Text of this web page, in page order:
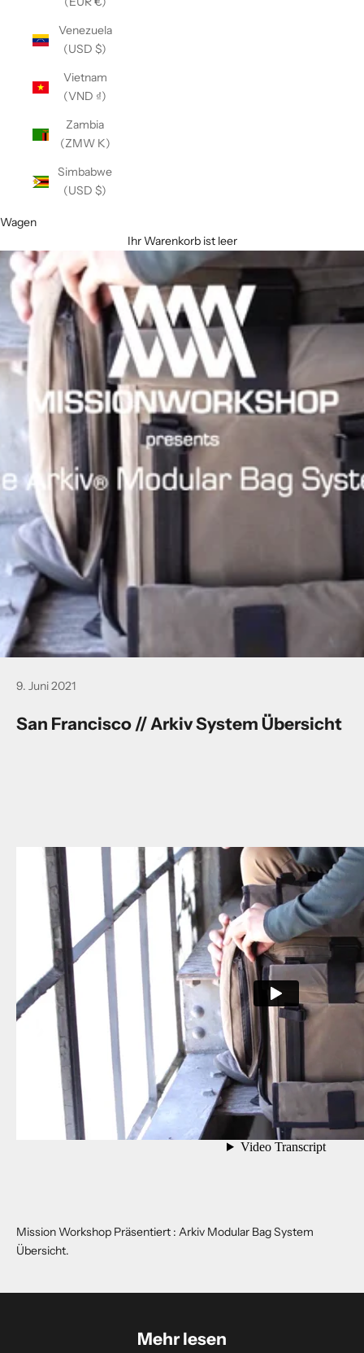
Venezuela
(USD $)
Vietnam
(VND ₫)
Zambia
(ZMW K)
Simbabwe
(USD $)
Wagen
Ihr Warenkorb ist leer
9. Juni 2021
San Francisco // Arkiv System Übersicht
Mission Workshop Präsentiert : Arkiv Modular Bag System
Übersicht.
Mehr lesen
t